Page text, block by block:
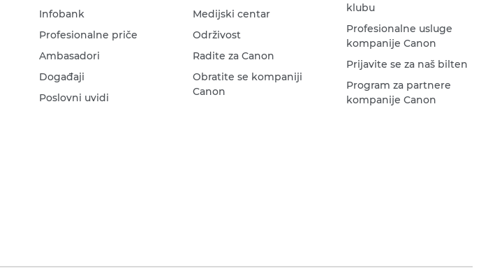
Infobank
Profesionalne priče
Ambasadori
Događaji
Poslovni uvidi
Medijski centar
Održivost
Radite za Canon
Obratite se kompaniji
Canon
klubu
Profesionalne usluge
kompanije Canon
Prijavite se za naš bilten
Program za partnere
kompanije Canon